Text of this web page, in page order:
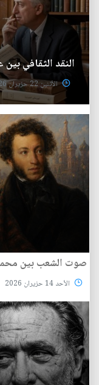
النقد الثقافي
الأثنين 22 حزيران 2026
صوت الشعب بين
الأحد 14 حزيران 2026